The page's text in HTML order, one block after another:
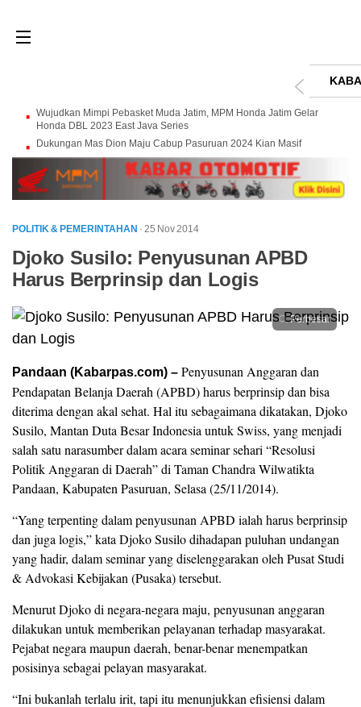
Wujudkan Mimpi Pebasket Muda Jatim, MPM Honda Jatim Gelar
Honda DBL 2023 East Java Series
Dukungan Mas Dion Maju Cabup Pasuruan 2024 Kian Masif
POLITIK & PEMERINTAHAN · 25 Nov 2014
Djoko Susilo: Penyusunan APBD
Harus Berprinsip dan Logis
Perbesar
Pandaan (Kabarpas.com) – Penyusunan Anggaran dan
Pendapatan Belanja Daerah (APBD) harus berprinsip dan bisa
diterima dengan akal sehat. Hal itu sebagaimana dikatakan, Djoko
Susilo, Mantan Duta Besar Indonesia untuk Swiss, yang menjadi
salah satu narasumber dalam acara seminar sehari “Resolusi
Politik Anggaran di Daerah” di Taman Chandra Wilwatikta
Pandaan, Kabupaten Pasuruan, Selasa (25/11/2014).
“Yang terpenting dalam penyusunan APBD ialah harus berprinsip
dan juga logis,” kata Djoko Susilo dihadapan puluhan undangan
yang hadir, dalam seminar yang diselenggarakan oleh Pusat Studi
& Advokasi Kebijakan (Pusaka) tersebut.
Menurut Djoko di negara-negara maju, penyusunan anggaran
dilakukan untuk memberikan pelayanan terhadap masyarakat.
Pejabat negara maupun daerah, benar-benar menempatkan
posisinya sebagai pelayan masyarakat.
“Ini bukanlah terlalu irit, tapi itu menunjukkan efisiensi dalam